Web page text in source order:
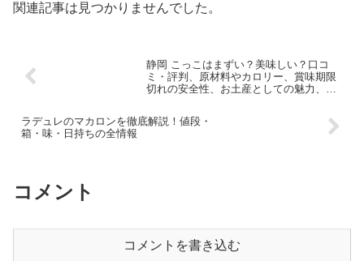
関連記事は見つかりませんでした。
静岡 こっこはまずい？美味しい？口コ
ミ・評判、原材料やカロリー、賞味期限
切れの安全性、お土産としての魅力、販
ラデュレのマカロンを徹底解説！値段・
箱・味・日持ちの全情報
コメント
コメントを書き込む